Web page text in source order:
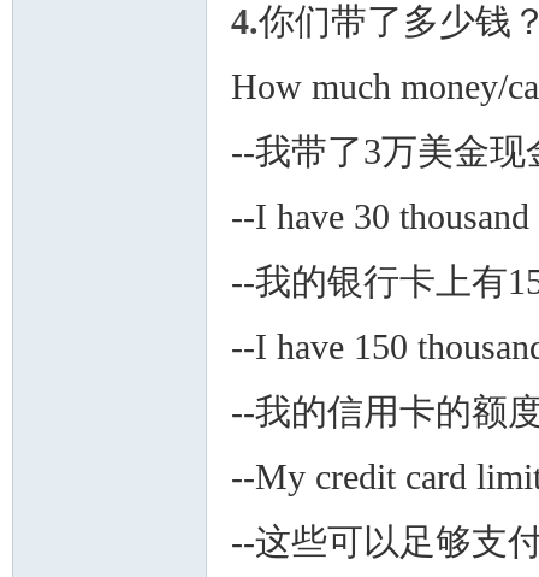
4.你们带了多少钱
How much money/
--我带了3万美金现
--I have 30 thousand
--我的银行卡上有
--I have 150
--我的信用卡的额
--My credit card
--这些可以足够支